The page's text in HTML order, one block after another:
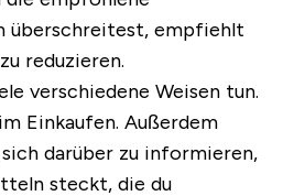
überschreitest, empfiehlt
reduzieren.
verschiedene Weisen tun.
Einkaufen. Außerdem
darüber zu informieren,
steckt, die du